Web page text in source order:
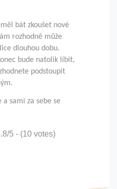
bát zkoušet nové
rozhodně může
dlouhou dobu.
bude natolik líbit,
podstoupit
sami za sebe se
5 - (10 votes)